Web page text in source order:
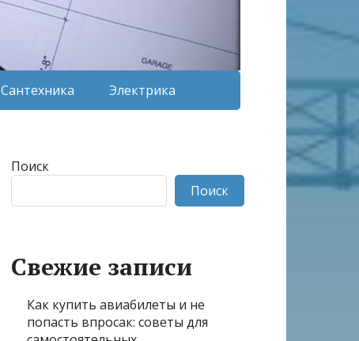
Сантехника Электрика
Поиск
Поиск
Свежие записи
Как купить авиабилеты и не
попасть впросак: советы для